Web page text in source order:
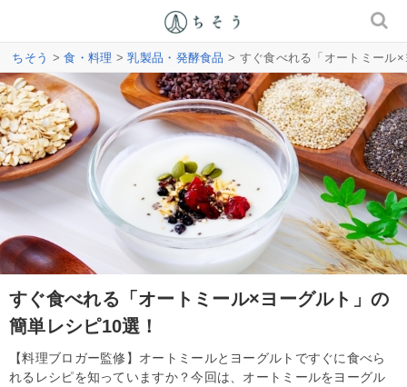
ちそう >食・料理 >乳製品・発酵食品 > すぐ食べれる「オートミール
すぐ食べれる「オートミール×ヨーグルト」の
簡単レシピ10選！
【料理ブロガー監修】オートミールとヨーグルトですぐに食べら
れるレシピを知っていますか？今回は、オートミールをヨーグル